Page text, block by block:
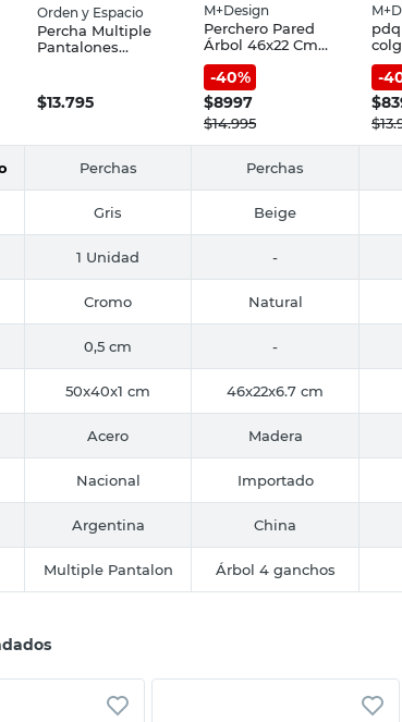
Orden y Espacio
Percha Multiple
Pantalones
Espacio
$13.795
M+Design
Perchero Pared
Árbol 46x22 Cm
Madera Natural
M+Design
-40%
$8997
$14.995
pdq
anti.
-
$
$
Perchas Perchas
Gris Beige
1 Unidad -
Cromo Natural
0,5 cm -
50x40x1 cm 46x22x6.7 cm
Acero Madera
Nacional Importado
Argentina China
Multiple Pantalon Árbol 4 ganchos